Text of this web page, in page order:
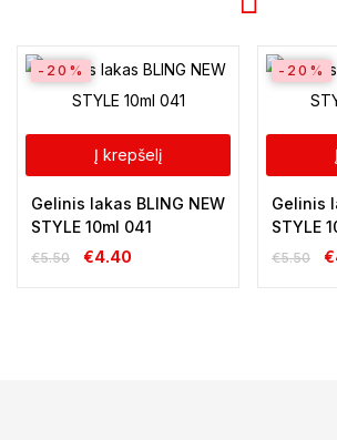
Į krepšelį
-20%
Gelinis lakas BLING NEW
STYLE 10ml 041
€5.50 €4.40
-20%
Gelinis
STYLE
€5.50 €